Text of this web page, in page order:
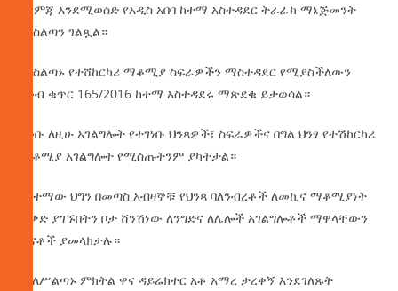
እርምጃ እንደሚወሰድ የአዲስ አበባ ከተማ አስተዳደር ትራፊክ ማኔጅመንት
ባለስልጣን ገልጿል።
ባለስልጣኑ የተሸከርካሪ ማቆሚያ ስፍራዎችን ማስተዳደር የሚያስችለውን
ደንብ ቁጥር 165/2016 ከተማ አስተዳደሩ ማጽደቁ ይታወሳል።
ደንቡ ለዚሁ አገልግሎት የተገነቡ ህንጻዎች፣ ስፍራዎችና በግል ህንፃ የተሽከርካሪ
ማቆሚያ አገልግሎት የሚሰጡትንም ያካትታል።
በከተማው ህግን በመጣስ አብዛኞቹ የህንጻ ባለንብረቶች ለመኪና ማቆሚያነት
ፈቃድ ያገኙበትን ቦታ ሸንሽነው ለንግድና ለሌሎች አገልግሎቶች ማዋላቸውን
ጥናቶች ያመላክታሉ።
የባለሥልጣኑ ምክትል ዋና ዳይሬክተር አቶ አማረ ታረቀኝ እንደገለጹት